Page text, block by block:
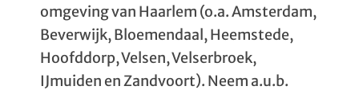
omgeving van Haarlem (o.a. Amsterdam,
Beverwijk, Bloemendaal, Heemstede,
Hoofddorp, Velsen, Velserbroek,
IJmuiden en Zandvoort). Neem a.u.b.